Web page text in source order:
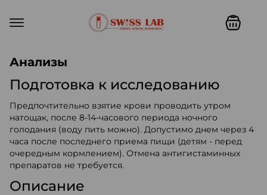
Анализы
Подготовка к исследованию
Предпочтительно взятие крови проводить утром
натощак, после 8-14-часового периода ночного
голодания (воду пить можно). Допустимо днем через 4
часа после последнего приема пищи (детям - перед
очередным кормлением). Отмена антигистаминных
препаратов не требуется.
Описание